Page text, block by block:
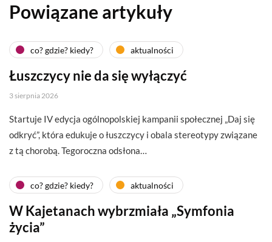
Powiązane artykuły
co? gdzie? kiedy? aktualności
Łuszczycy nie da się wyłączyć
3 sierpnia 2026
Startuje IV edycja ogólnopolskiej kampanii społecznej „Daj się
odkryć”, która edukuje o łuszczycy i obala stereotypy związane
z tą chorobą. Tegoroczna odsłona…
co? gdzie? kiedy? aktualności
W Kajetanach wybrzmiała „Symfonia
życia”